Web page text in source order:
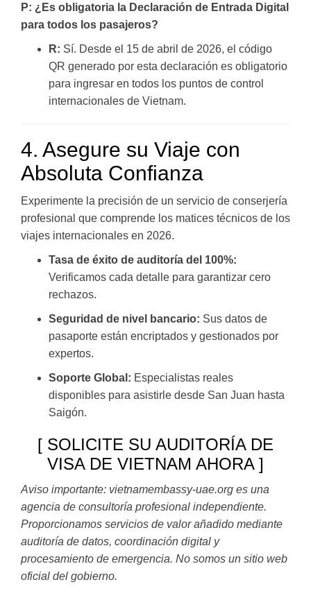
P: ¿Es obligatoria la Declaración de Entrada Digital
para todos los pasajeros?
R: Sí. Desde el 15 de abril de 2026, el código
QR generado por esta declaración es obligatorio
para ingresar en todos los puntos de control
internacionales de Vietnam.
4. Asegure su Viaje con
Absoluta Confianza
Experimente la precisión de un servicio de conserjería
profesional que comprende los matices técnicos de los
viajes internacionales en 2026.
Tasa de éxito de auditoría del 100%:
Verificamos cada detalle para garantizar cero
rechazos.
Seguridad de nivel bancario: Sus datos de
pasaporte están encriptados y gestionados por
expertos.
Soporte Global: Especialistas reales
disponibles para asistirle desde San Juan hasta
Saigón.
[ SOLICITE SU AUDITORÍA DE
VISA DE VIETNAM AHORA ]
Aviso importante: vietnamembassy-uae.org es una
agencia de consultoría profesional independiente.
Proporcionamos servicios de valor añadido mediante
auditoría de datos, coordinación digital y
procesamiento de emergencia. No somos un sitio web
oficial del gobierno.